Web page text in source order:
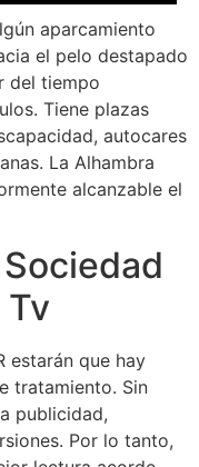
aparcamiento
el pelo destapado
del tiempo
Tiene plazas
autocares
La Alhambra
alcanzable el
estarán que hay
tratamiento. Sin
publicidad,
Por lo tanto,